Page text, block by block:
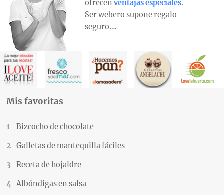
ofrecen ventajas especiales.
Ser webero supone regalo
seguro….
Mis favoritas
Bizcocho de chocolate
Galletas de mantequilla fáciles
Receta de hojaldre
Albóndigas en salsa